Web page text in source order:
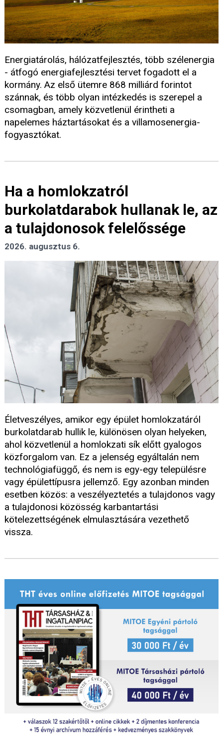
Energiatárolás, hálózatfejlesztés, több szélenergia
- átfogó energiafejlesztési tervet fogadott el a
kormány. Az első ütemre 868 milliárd forintot
szánnak, és több olyan intézkedés is szerepel a
csomagban, amely közvetlenül érintheti a
napelemes háztartásokat és a villamosenergia-
fogyasztókat.
Ha a homlokzatról
burkolatdarabok hullanak le, az
a tulajdonosok felelőssége
2026. augusztus 6.
Életveszélyes, amikor egy épület homlokzatáról
burkolatdarab hullik le, különösen olyan helyeken,
ahol közvetlenül a homlokzati sík előtt gyalogos
közforgalom van. Ez a jelenség egyáltalán nem
technológiafüggő, és nem is egy-egy településre
vagy épülettípusra jellemző. Egy azonban minden
esetben közös: a veszélyeztetés a tulajdonos vagy
a tulajdonosi közösség karbantartási
kötelezettségének elmulasztására vezethető
vissza.